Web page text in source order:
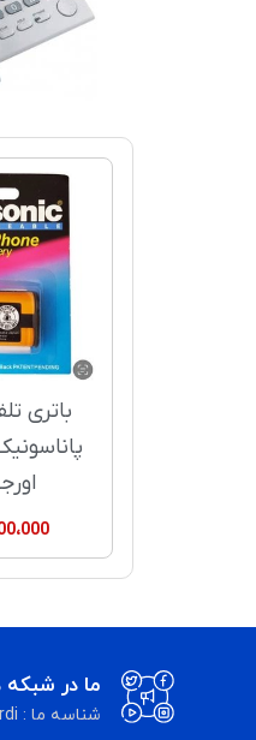
باتری
ما در
شناسه ما : panasonic_aliverdi@